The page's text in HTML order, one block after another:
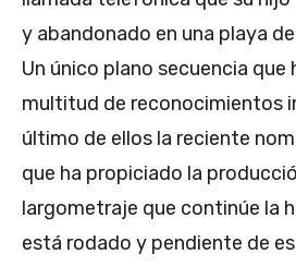
y abandonado en una playa
Un único plano secuencia que
multitud de reconocimientos
último de ellos la reciente
que ha propiciado la
largometraje que continúe la
está rodado y pendiente de